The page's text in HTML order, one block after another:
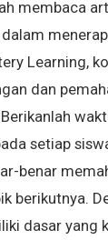
membaca
Learning,
dan
setiap
benar
berikutnya.
dasar yang